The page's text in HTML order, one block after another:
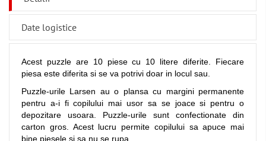
Date logistice
Acest puzzle are 10 piese cu 10 litere diferite. Fiecare
piesa este diferita si se va potrivi doar in locul sau.
Puzzle-urile Larsen au o plansa cu margini permanente
pentru a-i fi copilului mai usor sa se joace si pentru o
depozitare usoara. Puzzle-urile sunt confectionate din
carton gros. Acest lucru permite copilului sa apuce mai
bine piesele si sa nu se rupa.